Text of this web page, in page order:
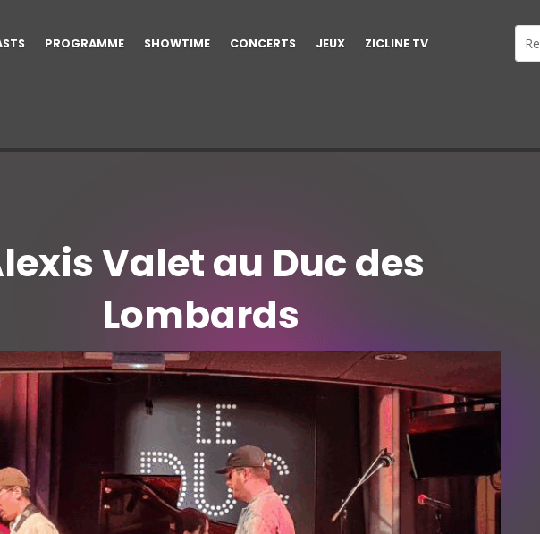
PROGRAMME SHOWTIME CONCERTS JEUX ZICLINE TV
Valet au Duc des
Lombards